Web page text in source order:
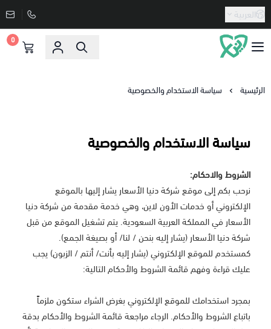
العربية
دنيا الاسعار
0
الرئيسية سياسة الاستخدام والخصوصية
سياسة الاستخدام والخصوصية
الشروط والاحكام:
نرحب بكم إلى موقع شركة دنيا الأسعار يشار إليها بالموقع
الإلكتروني أو خدمات الأون لاين، وهي خدمة مقدمة من شركة دنيا
الأسعار في المملكة العربية السعودية. يتم تشغيل الموقع من قبل
شركة دنيا الأسعار (يشار إليه بنحن / لنا/ أو بصيغة الجمع).
كمستخدم للموقع الإلكتروني (يشار إليه بأنت/ أنتم / الزبون) يجب
عليك قراءة وفهم قائمة الشروط والأحكام التالية:
بمجرد استخدامك للموقع الإلكتروني بغرض الشراء ستكون ملزماً
باتباع الشروط والأحكام. الرجاء مراجعة قائمة الشروط والأحكام بدقة